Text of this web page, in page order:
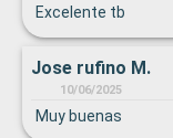
Excelente tb
Jose rufino M.
10/06/2025
Muy buenas